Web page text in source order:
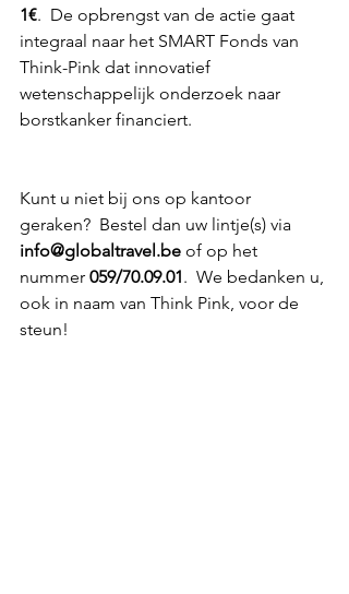
1€.  De opbrengst van de actie gaat
integraal naar het SMART Fonds van
Think-Pink dat innovatief
wetenschappelijk onderzoek naar
borstkanker financiert.
Kunt u niet bij ons op kantoor
geraken?  Bestel dan uw lintje(s) via
info@globaltravel.be of op het
nummer 059/70.09.01.  We bedanken u,
ook in naam van Think Pink, voor de
steun!